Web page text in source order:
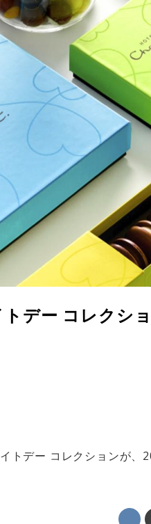
デー コレクシ
トデー コレクションが、